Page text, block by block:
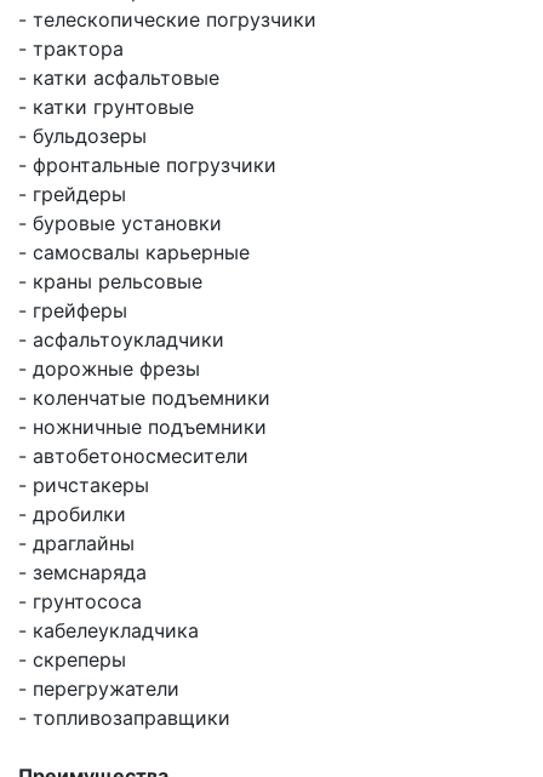
- телескопические погрузчики
- трактора
- катки асфальтовые
- катки грунтовые
- бульдозеры
- фронтальные погрузчики
- грейдеры
- буровые установки
- самосвалы карьерные
- краны рельсовые
- грейферы
- асфальтоукладчики
- дорожные фрезы
- коленчатые подъемники
- ножничные подъемники
- автобетоносмесители
- ричстакеры
- дробилки
- драглайны
- земснаряда
- грунтососа
- кабелеукладчика
- скреперы
- перегружатели
- топливозаправщики